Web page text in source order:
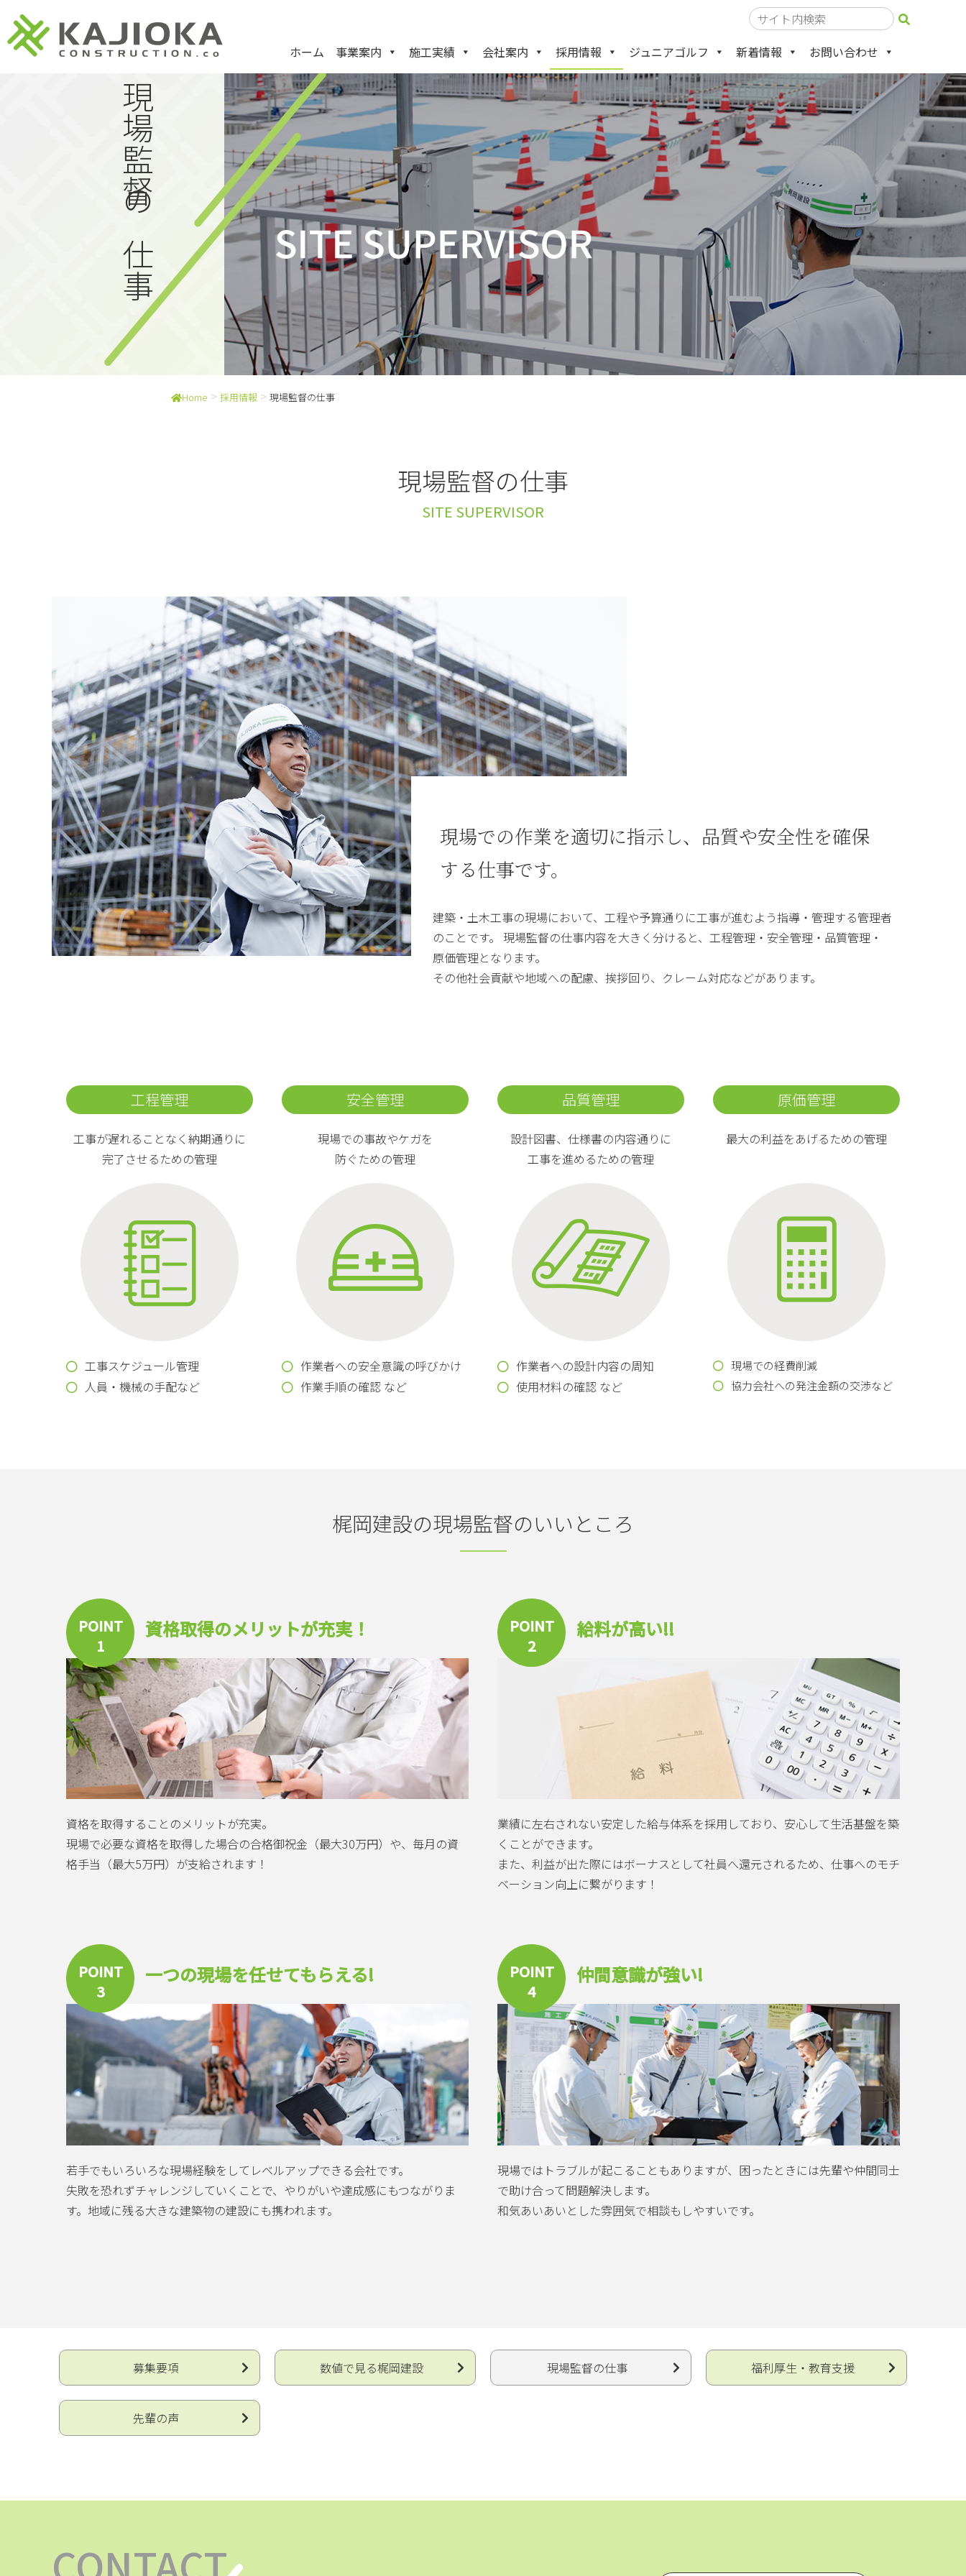
ホーム 事業案内 施工実績 会社案内 採用情報 ジュニアゴルフ 新着情報 お問い合わせ
現場監督の仕事
Home > 採用情報 > 現場監督の仕事
現場監督の仕事
SITE SUPERVISOR
現場での作業を適切に指示し、品質や安全性を確保
する仕事です。
建築・土木工事の現場において、工程や予算通りに工事が進むよう指導・管理する管理者
のことです。 現場監督の仕事内容を大きく分けると、工程管理・安全管理・品質管理・
原価管理となります。
その他社会貢献や地域への配慮、挨拶回り、クレーム対応などがあります。
工程管理
工事が遅れることなく納期通りに
完了させるための管理
工事スケジュール管理
人員・機械の手配など
安全管理
現場での事故やケガを
防ぐための管理
作業者への安全意識の呼びかけ
作業手順の確認 など
品質管理
設計図書、仕様書の内容通りに
工事を進めるための管理
作業者への設計内容の周知
使用材料の確認 など
原価管理
最大の利益をあげるための管理
現場での経費削減
協力会社への発注金額の交渉など
梶岡建設の現場監督のいいところ
POINT
1
資格取得のメリットが充実！
資格を取得することのメリットが充実。
現場で必要な資格を取得した場合の合格御祝金（最大30万円）や、毎月の資
格手当（最大5万円）が支給されます！
POINT
2
給料が高い!!
業績に左右されない安定した給与体系を採用しており、安心して生活基盤を築
くことができます。
また、利益が出た際にはボーナスとして社員へ還元されるため、仕事へのモチ
ベーション向上に繋がります！
POINT
3
一つの現場を任せてもらえる!
若手でもいろいろな現場経験をしてレベルアップできる会社です。
失敗を恐れずチャレンジしていくことで、やりがいや達成感にもつながりま
す。地域に残る大きな建築物の建設にも携われます。
POINT
4
仲間意識が強い!
現場ではトラブルが起こることもありますが、困ったときには先輩や仲間同士
で助け合って問題解決します。
和気あいあいとした雰囲気で相談もしやすいです。
募集要項 数値で見る梶岡建設 現場監督の仕事 福利厚生・教育支援
先輩の声